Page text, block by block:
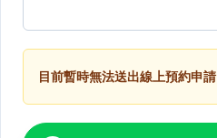
目前暫時無法送出線上預約申請